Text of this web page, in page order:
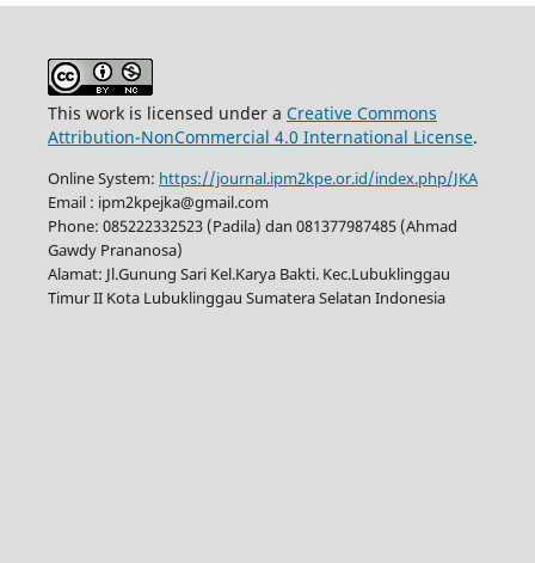
This work is licensed under a Creative Commons
Attribution-NonCommercial 4.0 International License.
Online System: https://journal.ipm2kpe.or.id/index.php/JKA
Email : ipm2kpejka@gmail.com
Phone: 085222332523 (Padila) dan 081377987485 (Ahmad
Gawdy Prananosa)
Alamat: Jl.Gunung Sari Kel.Karya Bakti. Kec.Lubuklinggau
Timur II Kota Lubuklinggau Sumatera Selatan Indonesia